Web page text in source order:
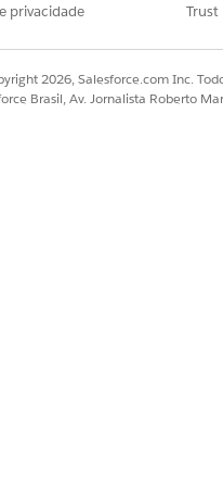
privacidade
Trust
2026, Salesforce.com Inc.
Brasil, Av. Jornalista Roberto